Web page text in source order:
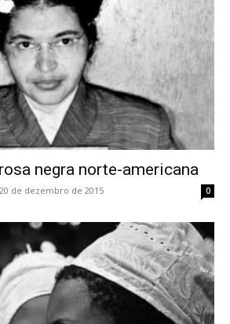
negra norte-americana
20 de dezembro de 2015 0